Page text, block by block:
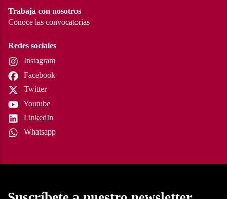
Trabaja con nosotros
Conoce las convocatorias
Redes sociales
Instagram
Facebook
Twitter
Youtube
LinkedIn
Whatsapp